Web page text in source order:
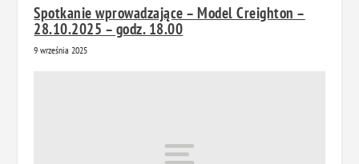
Spotkanie wprowadzające – Model Creighton –
28.10.2025 – godz. 18.00
9 września 2025